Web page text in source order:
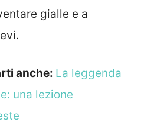
gialle e a
anche: La leggenda
una lezione